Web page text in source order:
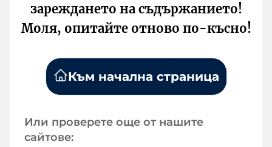
зареждането на съдържанието!
Моля, опитайте отново по-късно!
Към начална страница
Или проверете още от нашите
сайтове: